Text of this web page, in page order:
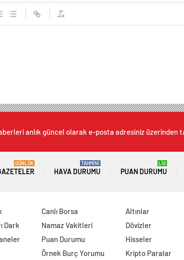
anlık güncel olarak e-posta adresiniz üzerinden
GÜNLÜK
HAVA DURUMU
TAHMİNİ
PUAN DURUMU
LİG
Dark
Canlı Borsa
Namaz Vakitleri
Puan Durumu
Örnek Burç Yorumu
Altınlar
Dövizler
Hisseler
Kripto Paralar